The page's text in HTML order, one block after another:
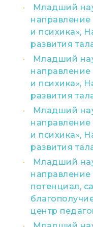
Младший
направление
и психика»,
развития
Младший
направление
и психика»,
развития
Младший
направление
и психика»,
развития
Младший
направление
потенциал,
центр